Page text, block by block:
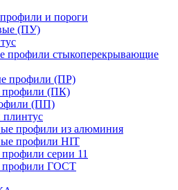
и пороги
(ПУ)
профили стыкоперекрывающие
профили (ПР)
профили (ПК)
(ПП)
профили из алюминия
профили HIT
серии 11
ГОСТ